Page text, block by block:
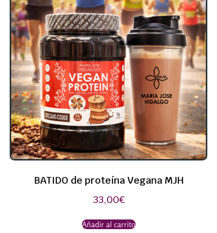
BATIDO de proteína Vegana MJH
33,00€
Añadir al carrito